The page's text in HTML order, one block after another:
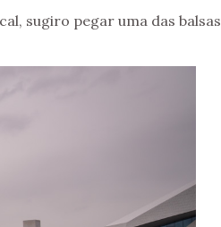
sugiro pegar uma das balsas